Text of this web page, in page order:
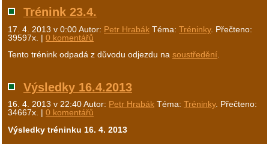
Trénink 23.4.
17. 4. 2013 v 0:00Autor: Petr Hrabák Téma: Tréninky. Přečteno:
39597x. | 0 komentářů
Tento trénink odpadá z důvodu odjezdu na soustředění.
Výsledky 16.4.2013
16. 4. 2013 v 22:40Autor: Petr Hrabák Téma: Tréninky. Přečteno:
34667x. | 0 komentářů
Výsledky tréninku 16. 4. 2013